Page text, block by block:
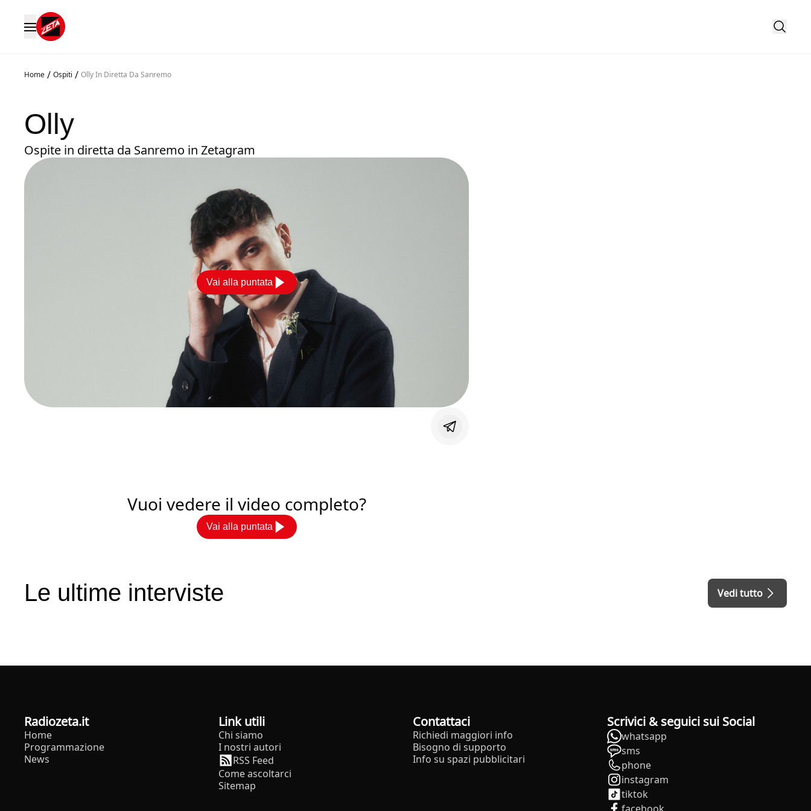
Home / Ospiti / Olly In Diretta Da Sanremo
Olly
Ospite in diretta da Sanremo in Zetagram
Vai alla puntata
Vuoi vedere il video completo?
Vai alla puntata
Le ultime interviste Vedi tutto
radiozeta.it
Home
Programmazione
News
Link utili
Chi siamo
I nostri autori
RSS Feed
Come ascoltarci
Sitemap
Contattaci
Richiedi maggiori info
Bisogno di supporto
Info su spazi pubblicitari
Scrivici & seguici sui Social
whatsapp
sms
phone
instagram
tiktok